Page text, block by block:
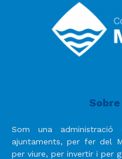
Som una
ajuntaments, per fer del
per viure, per invertir i per